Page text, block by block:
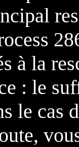
à la
: le
le cas